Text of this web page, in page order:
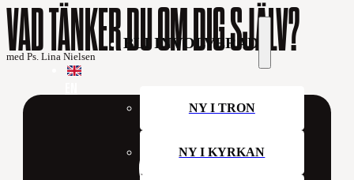
BLI INVOLVERAD
NY I TRON
NY I KYRKAN
VAD TÄNKER DU OM DIG SJÄLV?
med Ps. Lina Nielsen